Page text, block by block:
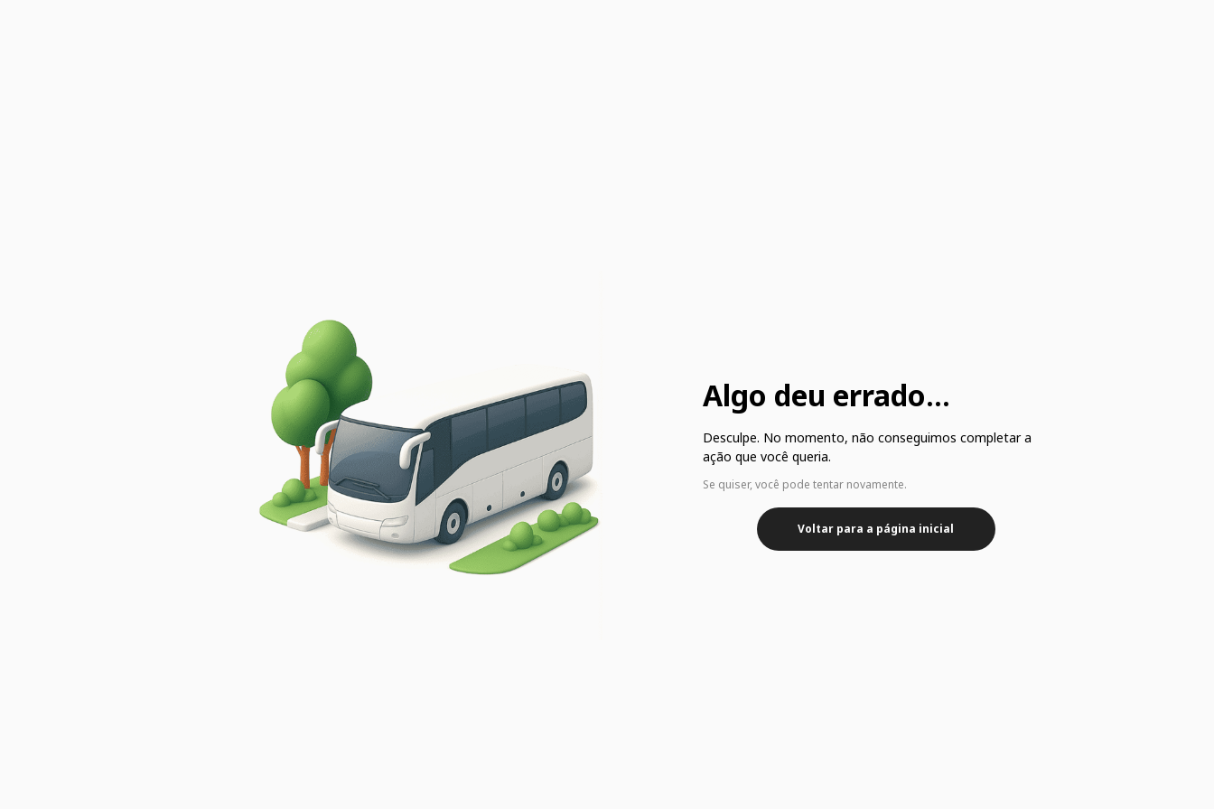
Algo deu errado...
Desculpe. No momento, não conseguimos completar a
ação que você queria.
Se quiser, você pode tentar novamente.
Voltar para a página inicial